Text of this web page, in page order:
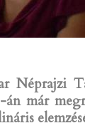
Néprajzi
án már